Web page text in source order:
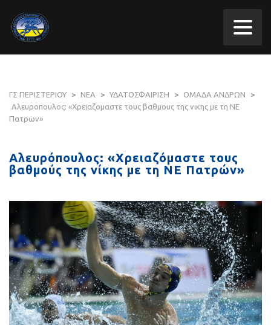
ΓΣ ΠΕΡΙΣΤΕΡΙΟΥ > ΝΕΑ > ΥΔΑΤΟΣΦΑΙΡΙΣΗ > ΟΜΑΔΑ ΑΝΔΡΩΝ
>
Αλευροπουλος: «Χρειαζομαστε τους βαθμους της νικης με τη ΝΕ
Πατρων»
Αλευρόπουλος: «Χρειαζόμαστε τους
βαθμούς της νίκης με τη ΝΕ Πατρών»